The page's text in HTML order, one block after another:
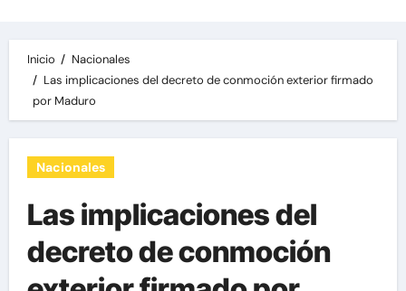
Inicio
Nacionales
Las implicaciones del decreto de conmoción exterior firmado
por Maduro
Nacionales
Las implicaciones del
decreto de conmoción